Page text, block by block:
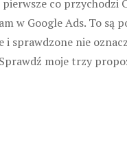
co przychodzi
w Google Ads. To są
sprawdzone nie
moje trzy